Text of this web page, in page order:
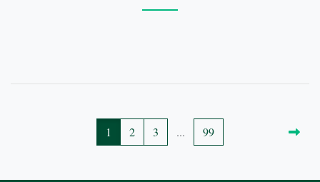
1 2 3 ... 99